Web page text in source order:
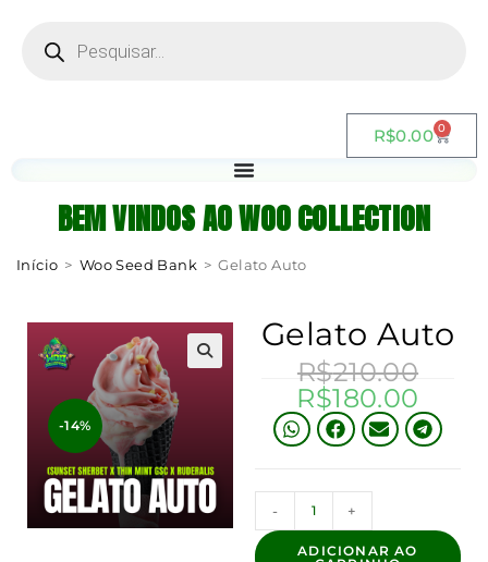
R$0.00 0
BEM VINDOS AO WOO COLLECTION
Início > Woo Seed Bank > Gelato Auto
-14%
Gelato Auto
R$210.00
R$180.00
- +
ADICIONAR AO